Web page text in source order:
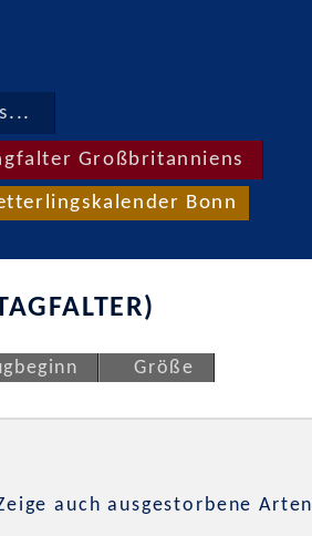
Großbritanniens
Bonn
Größe
auch ausgestorbene Arten